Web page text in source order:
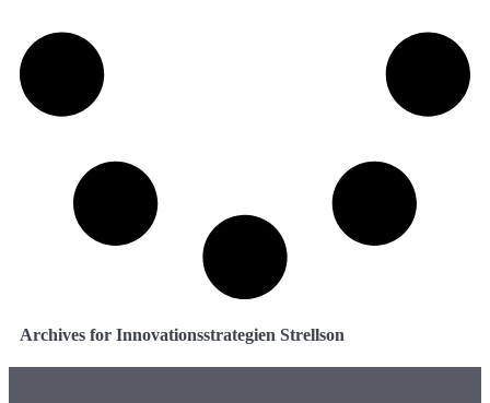
Archives for Innovationsstrategien Strellson